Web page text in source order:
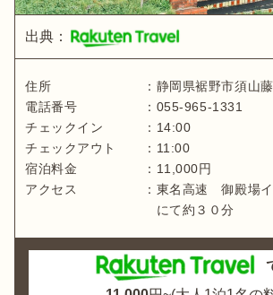
出典：
住所 ： 静岡県裾野市須山
電話番号
： 055-965-1331
チェックイン
： 14:00
チェックアウト
： 11:00
宿泊料金
： 11,000円
アクセス
： 東名高速 御殿場
にて約３０分